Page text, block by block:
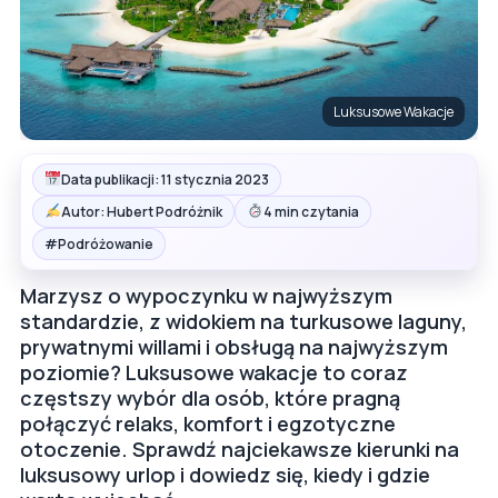
Luksusowe Wakacje
Data publikacji: 11 stycznia 2023
Autor: Hubert Podróżnik
4 min czytania
#Podróżowanie
Marzysz o wypoczynku w najwyższym
standardzie, z widokiem na turkusowe laguny,
prywatnymi willami i obsługą na najwyższym
poziomie? Luksusowe wakacje to coraz
częstszy wybór dla osób, które pragną
połączyć relaks, komfort i egzotyczne
otoczenie. Sprawdź najciekawsze kierunki na
luksusowy urlop i dowiedz się, kiedy i gdzie